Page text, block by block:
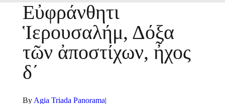
Εὐφράνθητι
Ἱερουσαλήμ, Δόξα
τῶν ἀποστίχων, ἦχος
δ´
By Agia Triada Panorama|